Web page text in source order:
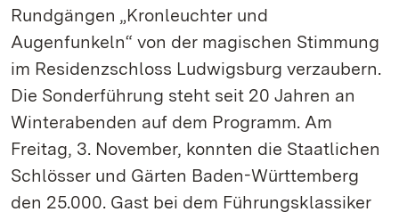
Rundgängen „Kronleuchter und
Augenfunkeln“ von der magischen Stimmung
im Residenzschloss Ludwigsburg verzaubern.
Die Sonderführung steht seit 20 Jahren an
Winterabenden auf dem Programm. Am
Freitag, 3. November, konnten die Staatlichen
Schlösser und Gärten Baden-Württemberg
den 25.000. Gast bei dem Führungsklassiker